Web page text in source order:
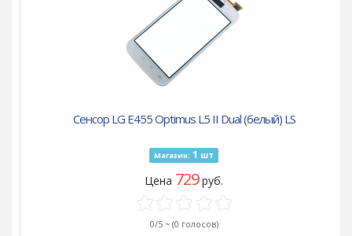
Сенсор LG E455 Optimus L5 II Dual (белый) LS
Магазин: 1 шт
Цена 729руб.
0/5 ~ (0 голосов)